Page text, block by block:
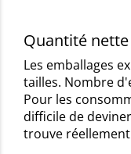
Quantité nette
Les emballages
tailles. Nombre
Pour les
difficile de
trouve